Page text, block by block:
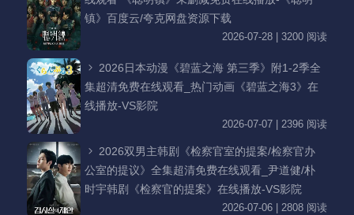
镇》百度云/夸克网盘资源下载
2026-07-28 | 3200 阅读
2026日本动漫《碧蓝之海 第三季》附1-2季全
集超清免费在线观看_热门动画《碧蓝之海3》在
线播放-VS影院
2026-07-07 | 2396 阅读
2026双男主韩剧《检察官室的提案/检察官办
公室的提议》全集超清免费在线观看_尹道健/朴
时宇韩剧《检察官的提案》在线播放-VS影院
2026-07-06 | 2808 阅读